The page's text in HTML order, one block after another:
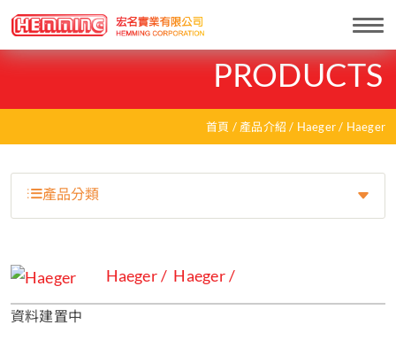
PRODUCTS
首頁 產品介紹 Haeger Haeger
產品分類
Haeger Haeger
資料建置中